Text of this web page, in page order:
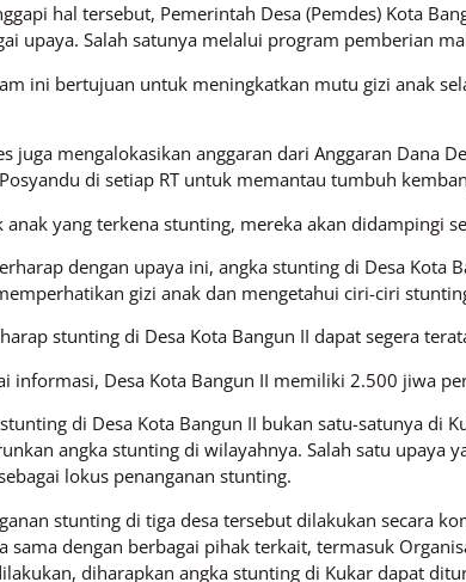
hal tersebut, Pemerintah Desa (Pemdes) Kota
upaya. Salah satunya melalui program pemberian
ini bertujuan untuk meningkatkan mutu gizi anak
juga mengalokasikan anggaran dari Anggaran Dana
di setiap RT untuk memantau tumbuh
anak yang terkena stunting, mereka akan didampingi
dengan upaya ini, angka stunting di Desa Kota
gizi anak dan mengetahui ciri-ciri
stunting di Desa Kota Bangun II dapat segera
informasi, Desa Kota Bangun II memiliki 2.500 jiwa
di Desa Kota Bangun II bukan satu-satunya di
angka stunting di wilayahnya. Salah satu upaya
lokus penanganan stunting.
stunting di tiga desa tersebut dilakukan secara
sama dengan berbagai pihak terkait, termasuk
diharapkan angka stunting di Kukar dapat